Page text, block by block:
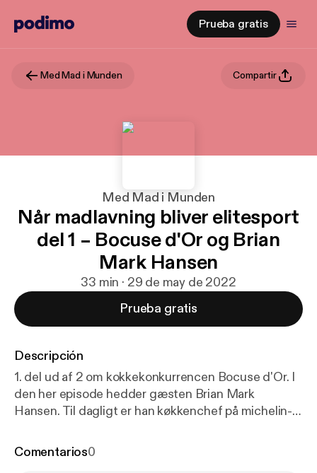
Prueba gratis
Med Mad i Munden Compartir
Med Mad i Munden
Når madlavning bliver elitesport
del 1 – Bocuse d'Or og Brian
Mark Hansen
33 min · 29 de may de 2022
Prueba gratis
Descripción
1. del ud af 2 om kokkekonkurrencen Bocuse d'Or. I
den her episode hedder gæsten Brian Mark
Hansen. Til dagligt er han køkkenchef på michelin-
seneste måneder har han ligget i træningslejr, fordi
Comentarios0